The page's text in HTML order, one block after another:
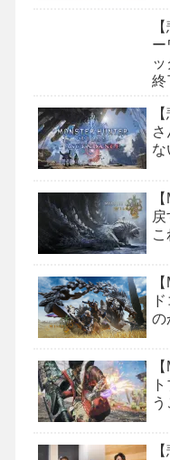
ー
終
な
こ
の
う